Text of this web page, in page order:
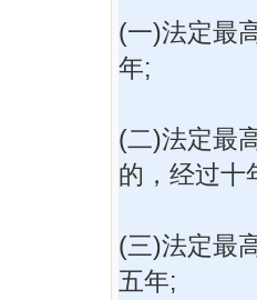
(一)法定最
年;
(二)法定最
的，经过十
(三)法定最
五年;